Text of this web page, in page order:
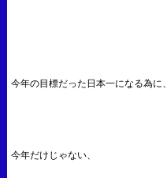
今年の目標だった日本一になる為に、
今年だけじゃない、